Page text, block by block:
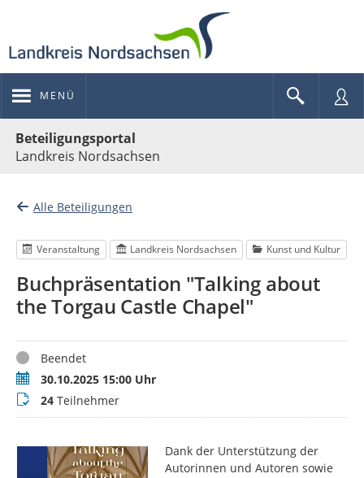
MENÜ
Beteiligungsportal
Landkreis Nordsachsen
Alle Beteiligungen
Veranstaltung Landkreis Nordsachsen Kunst und Kultur
Buchpräsentation "Talking about
the Torgau Castle Chapel"
StatusBeendet
Termin30.10.2025 15:00 Uhr
Teilnehmer
24 Teilnehmer
Dank der Unterstützung der
Autorinnen und Autoren sowie